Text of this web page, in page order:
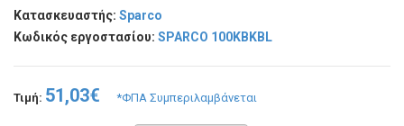
Κατασκευαστής: Sparco
Κωδικός εργοστασίου: SPARCO 100KBKBL
Τιμή: 51,03€ *ΦΠΑ Συμπεριλαμβάνεται